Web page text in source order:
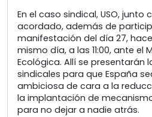
En el caso sindical, USO, junto
acordado, además de
manifestación del día 27,
mismo día, a las 11:00, ante el
Ecológica. Allí se presentarán
sindicales para que España
ambiciosa de cara a la
la implantación de
para no dejar a nadie atrás.